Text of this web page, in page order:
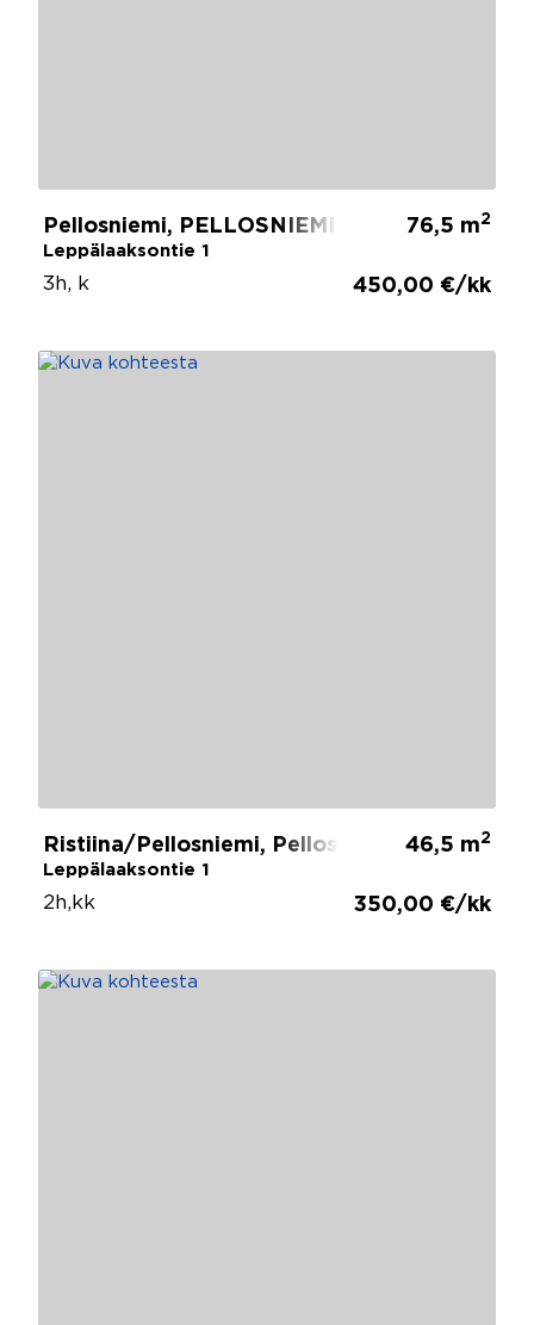
Pellosniemi, PELLOSNIEMI
Leppälaaksontie 1
76,5 m2
3h, k 450,00 €/kk
Ristiina/Pellosniemi, Pellosniemi
Leppälaaksontie 1
46,5 m2
2h,kk 350,00 €/kk